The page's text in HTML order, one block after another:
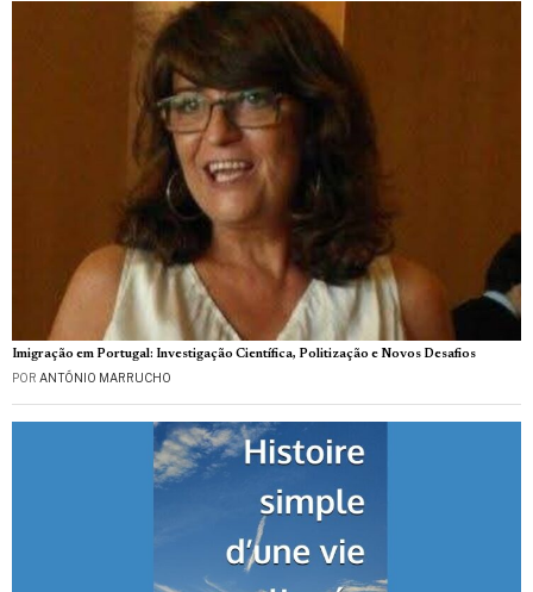
Imigração em Portugal: Investigação Científica, Politização e Novos Desafios
POR ANTÓNIO MARRUCHO